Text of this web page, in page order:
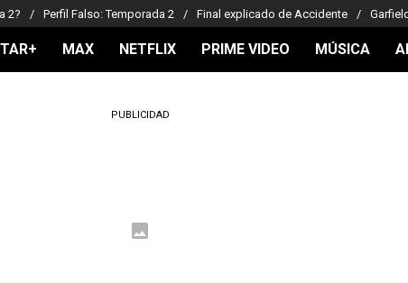
2? Perfil Falso: Temporada 2 Final explicado de Accidente
MAX NETFLIX PRIME VIDEO MÚSICA
PUBLICIDAD